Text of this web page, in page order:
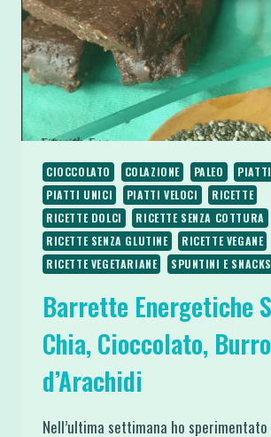
CIOCCOLATO COLAZIONE PALEO
PIATTI UNICI
PIATTI VELOCI
RICETTE
RICETTE DOLCI
RICETTE SENZA COTTURA
RICETTE SENZA GLUTINE
RICETTE VEGANE
RICETTE VEGETARIANE
SPUNTINI E SNACKS
Barrette Energetiche
Chia, Cioccolato, Burro
d’Arachidi
Nell’ultima settimana ho sperimentato